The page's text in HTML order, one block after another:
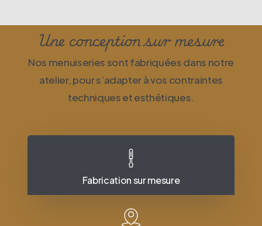
Une conception sur mesure
Nos menuiseries sont fabriquées dans notre
atelier, pour s’adapter à vos contraintes
techniques et esthétiques.
Fabrication sur mesure